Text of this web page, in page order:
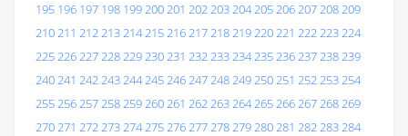
195 196 197 198 199200201 202203204205206207208209
210211 212213214215216217218219220221 222223224
225226227228229230231 232233234235236237238239
240241 242243244245246247248249250251 252253254
255256257258259260261 262263264265266267268269
270271 272273274275276277278279280281 282283284